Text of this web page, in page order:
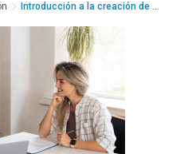
Introducción a la creación de a...